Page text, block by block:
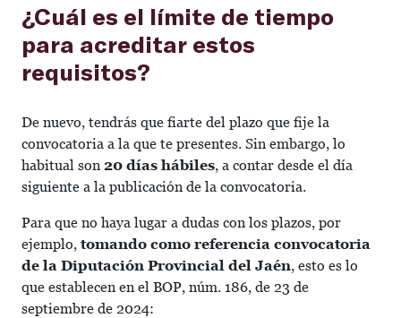
¿Cuál es el límite de tiempo
para acreditar estos
requisitos?
De nuevo, tendrás que fiarte del plazo que fije la
convocatoria a la que te presentes. Sin embargo, lo
habitual son 20 días hábiles, a contar desde el día
siguiente a la publicación de la convocatoria.
Para que no haya lugar a dudas con los plazos, por
ejemplo, tomando como referencia convocatoria
de la Diputación Provincial del Jaén, esto es lo
que establecen en el BOP, núm. 186, de 23 de
septiembre de 2024: